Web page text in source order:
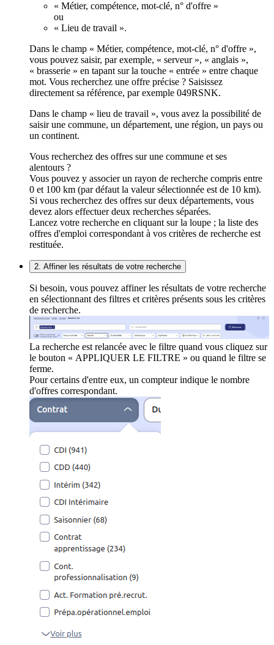
« Métier, compétence, mot-clé, n° d'offre »
ou
« Lieu de travail ».
Dans le champ « Métier, compétence, mot-clé, n° d'offre »,
vous pouvez saisir, par exemple, « serveur », « anglais »,
« brasserie » en tapant sur la touche « entrée » entre chaque
mot. Vous recherchez une offre précise ? Saisissez
directement sa référence, par exemple 049RSNK.
Dans le champ « lieu de travail », vous avez la possibilité de
saisir une commune, un département, une région, un pays ou
un continent.
Vous recherchez des offres sur une commune et ses
alentours ?
Vous pouvez y associer un rayon de recherche compris entre
0 et 100 km (par défaut la valeur sélectionnée est de 10 km).
Si vous recherchez des offres sur deux départements, vous
devez alors effectuer deux recherches séparées.
Lancez votre recherche en cliquant sur la loupe ; la liste des
offres d'emploi correspondant à vos critères de recherche est
restituée.
2. Affiner les résultats de votre recherche
Si besoin, vous pouvez affiner les résultats de votre recherche
en sélectionnant des filtres et critères présents sous les critères
de recherche.
La recherche est relancée avec le filtre quand vous cliquez sur
le bouton « APPLIQUER LE FILTRE » ou quand le filtre se
ferme.
Pour certains d'entre eux, un compteur indique le nombre
d'offres correspondant.